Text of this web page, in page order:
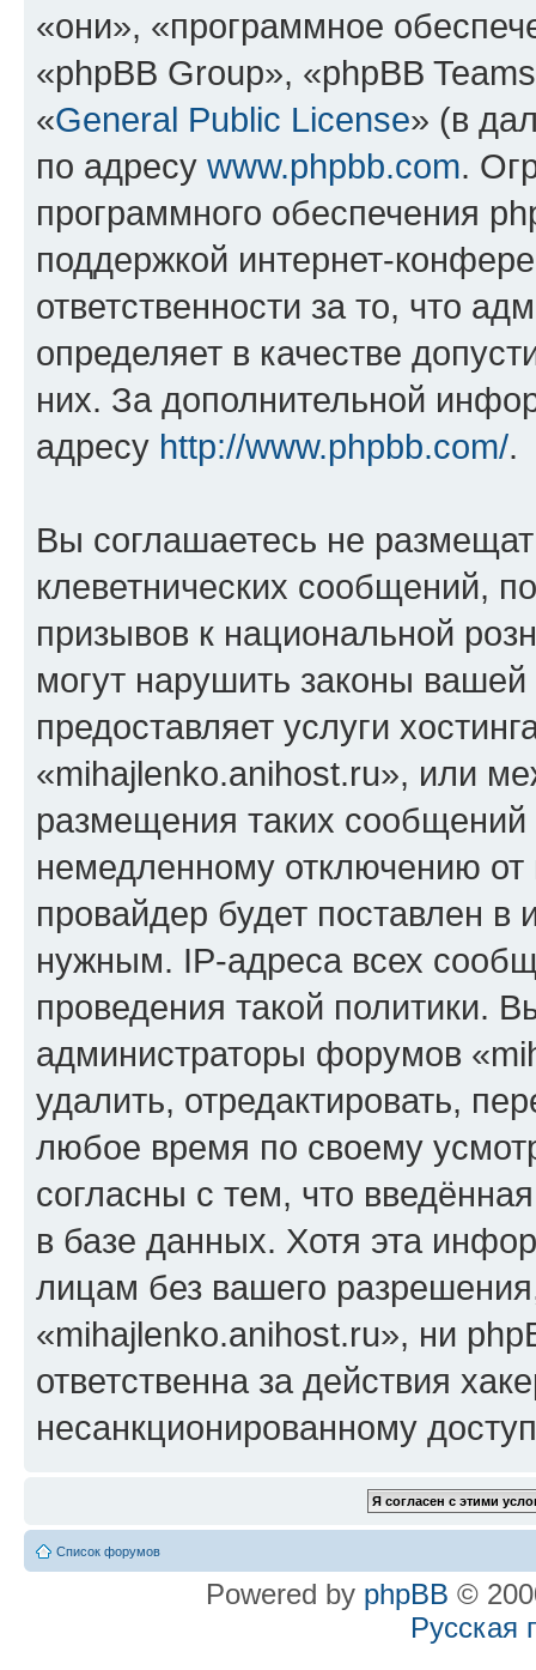
«они», «программное
«phpBB Group», «phpBB
«General Public License» (в
по адресу www.phpbb.com.
программного обеспечения
поддержкой интернет-
ответственности за то, что
определяет в качестве
них. За дополнительной
адресу http://www.phpbb.com/.
Вы соглашаетесь не
клеветнических сообщений,
призывов к национальной
могут нарушить законы
предоставляет услуги
«mihajlenko.anihost.ru», или
размещения таких
немедленному отключению
провайдер будет поставлен в
нужным. IP-адреса всех
проведения такой политики.
администраторы форумов
удалить, отредактировать,
любое время по своему
согласны с тем, что
в базе данных. Хотя эта
лицам без вашего
«mihajlenko.anihost.ru», ни
ответственна за действия
несанкционированному
Список форумов
Powered by phpBB ©
Русская